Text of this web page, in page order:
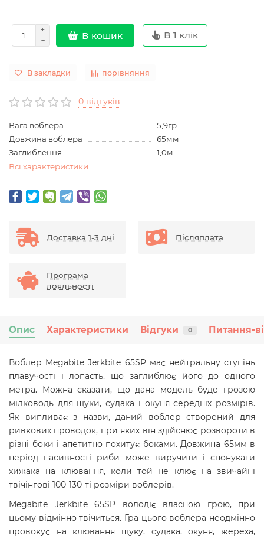
В кошик В 1 клік
В закладки порівняння
0 відгуків
Вага воблера
5,9гр
Довжина воблера
65мм
Заглиблення
1,0м
Всі характеристики
Доставка 1-3 дні Післяплата
Програма
лояльності
Опис Характеристики Відгуки 0 Питання-
Воблер Megabite Jerkbite 65SP має нейтральну ступінь
плавучості і лопасть, що заглиблює його до одного
метра. Можна сказати, що дана модель буде грозою
мілководь для щуки, судака і окуня середніх розмірів.
Як випливає з назви, даний воблер створений для
ривкових проводок, при яких він здійснює розвороти в
різні боки і апетитно похитує боками. Довжина 65мм в
період пасивності риби може виручити і спонукати
хижака на клювання, коли той не клює на звичайні
твічінгові 100-130-ті розміри воблерів.
Megabite Jerkbite 65SP володіє власною грою, при
цьому відмінно твічиться. Гра цього воблера неодмінно
провокує на клювання щуку, судака, окуня, жереха,